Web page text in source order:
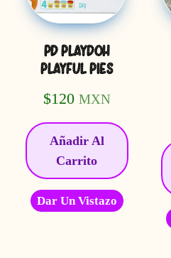
PD PLAYDOH
PLAYFUL PIES
$120 MXN
Añadir Al
Carrito
Dar Un Vistazo